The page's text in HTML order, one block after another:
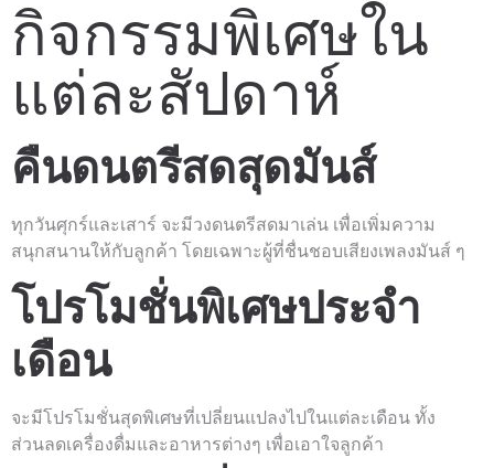
กิจกรรมพิเศษใน
แต่ละสัปดาห์
คืนดนตรีสดสุดมันส์
ทุกวันศุกร์และเสาร์ จะมีวงดนตรีสดมาเล่น เพื่อเพิ่มความ
สนุกสนานให้กับลูกค้า โดยเฉพาะผู้ที่ชื่นชอบเสียงเพลงมันส์ ๆ
โปรโมชั่นพิเศษประจำ
เดือน
จะมีโปรโมชั่นสุดพิเศษที่เปลี่ยนแปลงไปในแต่ละเดือน ทั้ง
ส่วนลดเครื่องดื่มและอาหารต่างๆ เพื่อเอาใจลูกค้า